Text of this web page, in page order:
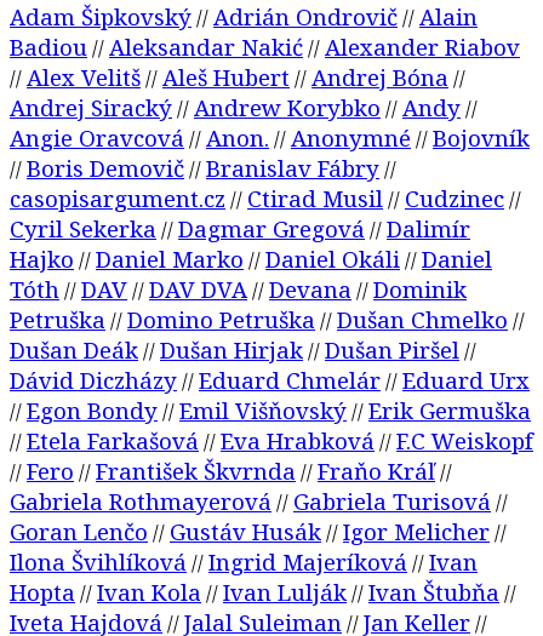
Adam Šipkovský// Adrián Ondrovič// Alain
Badiou // Aleksandar Nakić// Alexander Riabov
// Alex Velitš// Aleš Hubert // Andrej Bóna //
Andrej Siracký// Andrew Korybko // Andy//
Angie Oravcová // Anon. // Anonymné //Bojovník
//Boris Demovič//Branislav Fábry//
casopisargument.cz // Ctirad Musil // Cudzinec//
Cyril Sekerka //Dagmar Gregová //Dalimír
Hajko //Daniel Marko //Daniel Okáli //Daniel
Tóth //DAV//DAV DVA//Devana //Dominik
Petruška //Domino Petruška //Dušan Chmelko //
Dušan Deák//Dušan Hirjak//Dušan Piršel //
Dávid Diczházy//Eduard Chmelár//Eduard Urx
//Egon Bondy//Emil Višňovský//Erik Germuška
//Etela Farkašová //Eva Hrabková //F.C Weiskopf
//Fero //František Škvrnda //Fraňo Kráľ//
Gabriela Rothmayerová // Gabriela Turisová //
Goran Lenčo // Gustáv Husák//Igor Melicher//
Ilona Švihlíková //Ingrid Majeríková //Ivan
Hopta //Ivan Kola //Ivan Lulják//Ivan Štubňa //
Iveta Hajdová //Jalal Suleiman //Jan Keller//